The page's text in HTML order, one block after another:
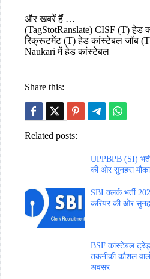
और खबरें हैं …
(TagStotRanslate) CISF (T) हेड
रिक्रूटमेंट (T) हेड कांस्टेबल जॉब
Naukari में हेड कांस्टेबल
Share this:
Related posts:
UPPBPB (SI)
की ओर सुनहरा मौका
SBI क्लर्क भर्ती
करियर की ओर
BSF कांस्टेबल
तकनीकी कौशल
अवसर